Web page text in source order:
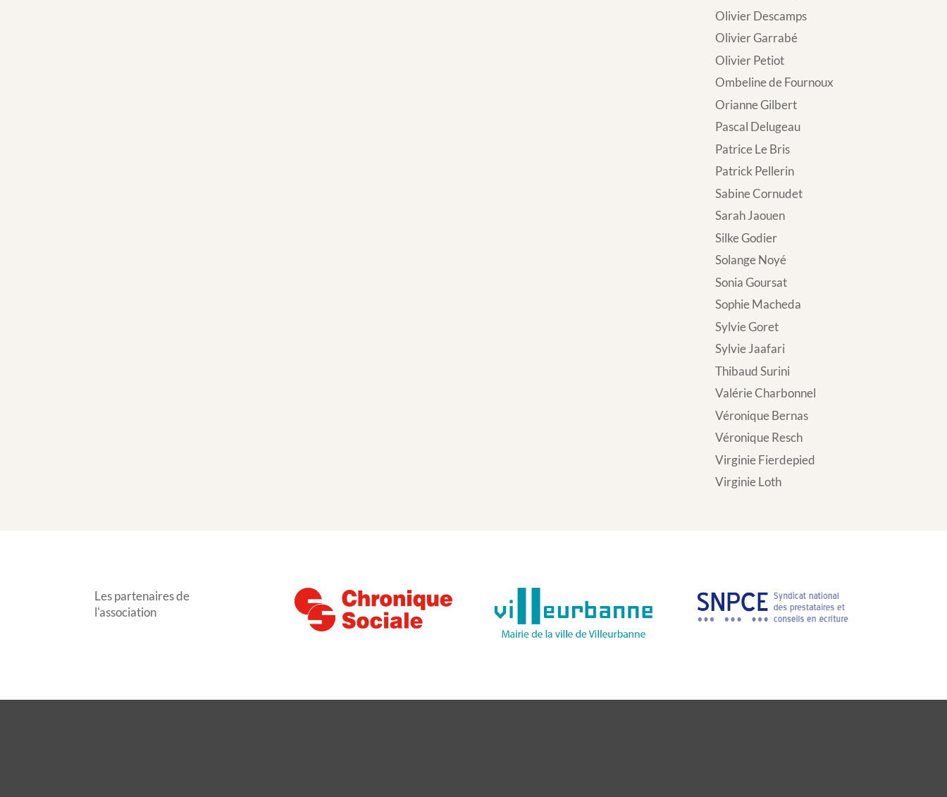
Olivier Descamps
Olivier Garrabé
Olivier Petiot
Ombeline de Fournoux
Orianne Gilbert
Pascal Delugeau
Patrice Le Bris
Patrick Pellerin
Sabine Cornudet
Sarah Jaouen
Silke Godier
Solange Noyé
Sonia Goursat
Sophie Macheda
Sylvie Goret
Sylvie Jaafari
Thibaud Surini
Valérie Charbonnel
Véronique Bernas
Véronique Resch
Virginie Fierdepied
Virginie Loth
Les partenaires de
l'association